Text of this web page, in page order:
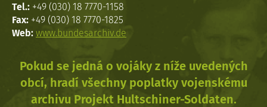
Tel.: +49 (030) 18 7770-1158
Fax: +49 (030) 18 7770-1825
Web: www.bundesarchiv.de
Pokud se jedná o vojáky z níže uvedených
obcí, hradí všechny poplatky vojenskému
archivu Projekt Hultschiner-Soldaten.